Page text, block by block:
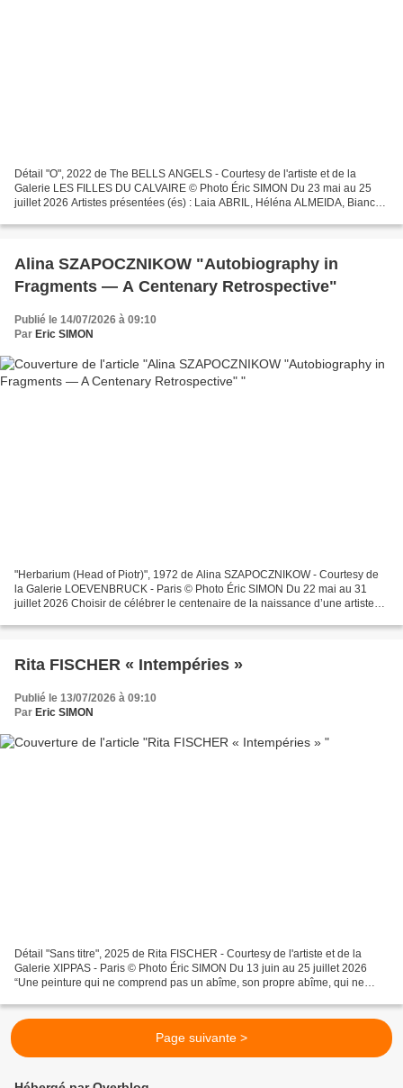
Détail "O", 2022 de The BELLS ANGELS - Courtesy de l'artiste et de la
Galerie LES FILLES DU CALVAIRE © Photo Éric SIMON Du 23 mai au 25
juillet 2026 Artistes présentées (és) : Laia ABRIL, Héléna ALMEIDA, Bianca
Alina SZAPOCZNIKOW "Autobiography in
Fragments — A Centenary Retrospective"
Publié le 14/07/2026 à 09:10
Par Eric SIMON
"Herbarium (Head of Piotr)", 1972 de Alina SZAPOCZNIKOW - Courtesy de
la Galerie LOEVENBRUCK - Paris © Photo Éric SIMON Du 22 mai au 31
juillet 2026 Choisir de célébrer le centenaire de la naissance d’une artiste
Rita FISCHER « Intempéries »
Publié le 13/07/2026 à 09:10
Par Eric SIMON
Détail "Sans titre", 2025 de Rita FISCHER - Courtesy de l'artiste et de la
Galerie XIPPAS - Paris © Photo Éric SIMON Du 13 juin au 25 juillet 2026
“Une peinture qui ne comprend pas un abîme, son propre abîme, qui ne
Page suivante >